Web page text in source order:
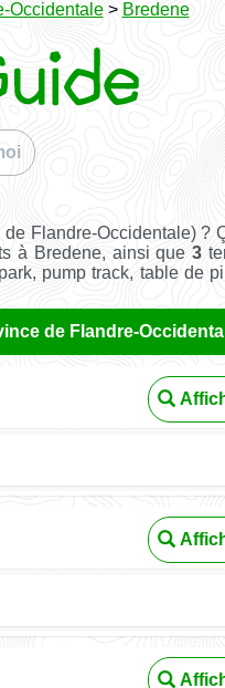
Occidentale> Bredene
Flandre-Occidentale) ?
à Bredene, ainsi que3
pump track, table de
de Flandre-